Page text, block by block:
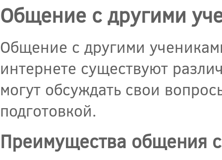
Общение с другими
Общение с другими
интернете существуют
могут обсуждать свои
подготовкой.
Преимущества общения